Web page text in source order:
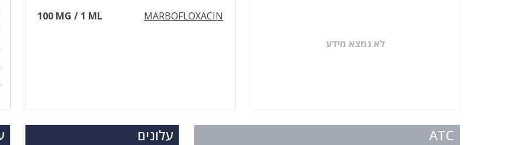
לא נמצא מידע
MARBOFLOXACIN
100 MG / 1 ML
ATC עלונים